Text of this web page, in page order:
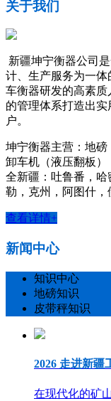
关于我们
新疆坤宁衡器公司
计、生产服务为一
车衡器研发的高素
的管理体系打造出
户。
坤宁衡器主营：地
卸车机（液压翻板
全新疆：吐鲁番，
勒，克州，阿图什
查看详情+
新闻中心
知识中心
地磅知识
皮带秤知识
2026 走进新疆
在现代化的矿